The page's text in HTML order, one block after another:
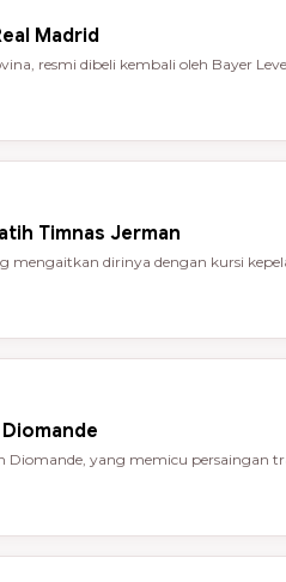
Madrid
resmi dibeli kembali oleh Bayer
Timnas Jerman
mengaitkan dirinya dengan kursi
Diomande, yang memicu persaingan